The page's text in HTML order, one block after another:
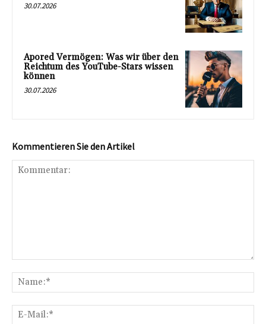
30.07.2026
Apored Vermögen: Was wir über den
Reichtum des YouTube-Stars wissen
können
30.07.2026
Kommentieren Sie den Artikel